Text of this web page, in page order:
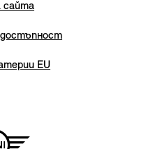
сайта
достъпност
EU